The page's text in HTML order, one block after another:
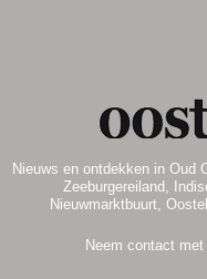
Nieuws en ontdekken in Oud
Zeeburgereiland,
Nieuwmarktbuurt,
Neem contact